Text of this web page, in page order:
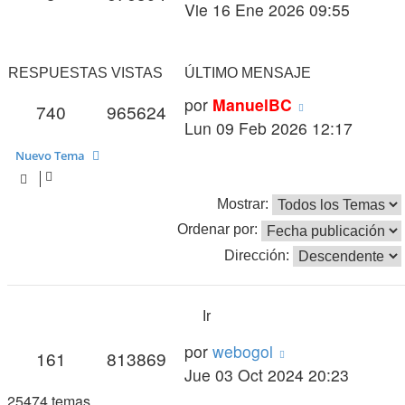
mensaje
Vie 16 Ene 2026 09:55
RESPUESTAS VISTAS ÚLTIMO MENSAJE
740Respuestas
965624 Vistas
Último
mensaje
por ManuelBC
Lun 09 Feb 2026 12:17
161 Respuestas
813869 Vistas
Último
mensaje
por webogol
Jue 03 Oct 2024 20:23
Nuevo Tema
Mostrar:
Ordenar por:
Dirección:
25474 temas